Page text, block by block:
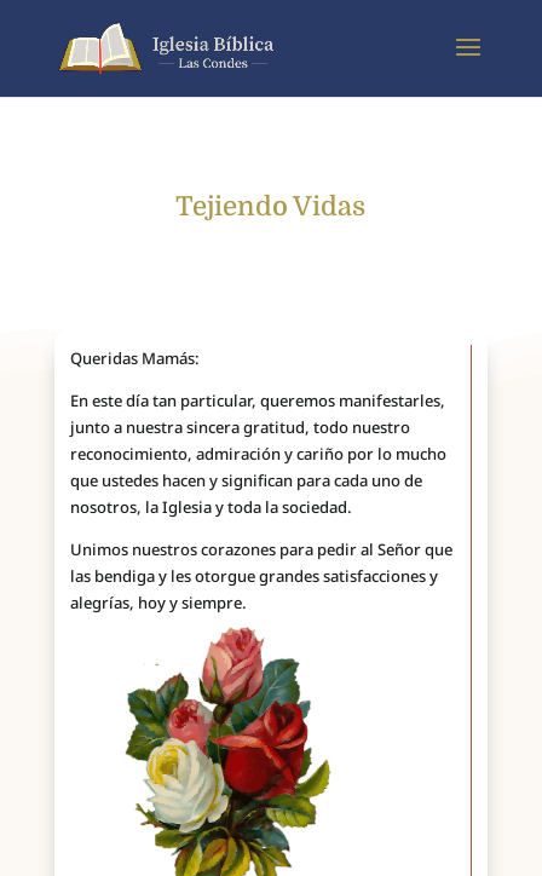
Tejiendo Vidas
Queridas Mamás:
En este día tan particular, queremos manifestarles,
junto a nuestra sincera gratitud, todo nuestro
reconocimiento, admiración y cariño por lo mucho
que ustedes hacen y significan para cada uno de
nosotros, la Iglesia y toda la sociedad.
Unimos nuestros corazones para pedir al Señor que
las bendiga y les otorgue grandes satisfacciones y
alegrías, hoy y siempre.